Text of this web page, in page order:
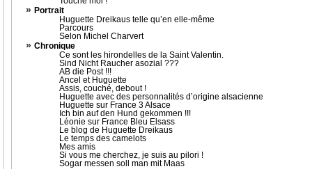
» Portrait
Huguette Dreikaus telle qu’en elle-même
Parcours
Selon Michel Charvert
» Chronique
Ce sont les hirondelles de la Saint Valentin.
Sind Nicht Raucher asozial ???
AB die Post !!!
Ancel et Huguette
Assis, couché, debout !
Huguette avec des personnalités d’origine alsacienne
Huguette sur France 3 Alsace
Ich bin auf den Hund gekommen !!!
Léonie sur France Bleu Elsass
Le blog de Huguette Dreikaus
Le temps des camelots
Mes amis
Si vous me cherchez, je suis au pilori !
Sogar messen soll man mit Maas